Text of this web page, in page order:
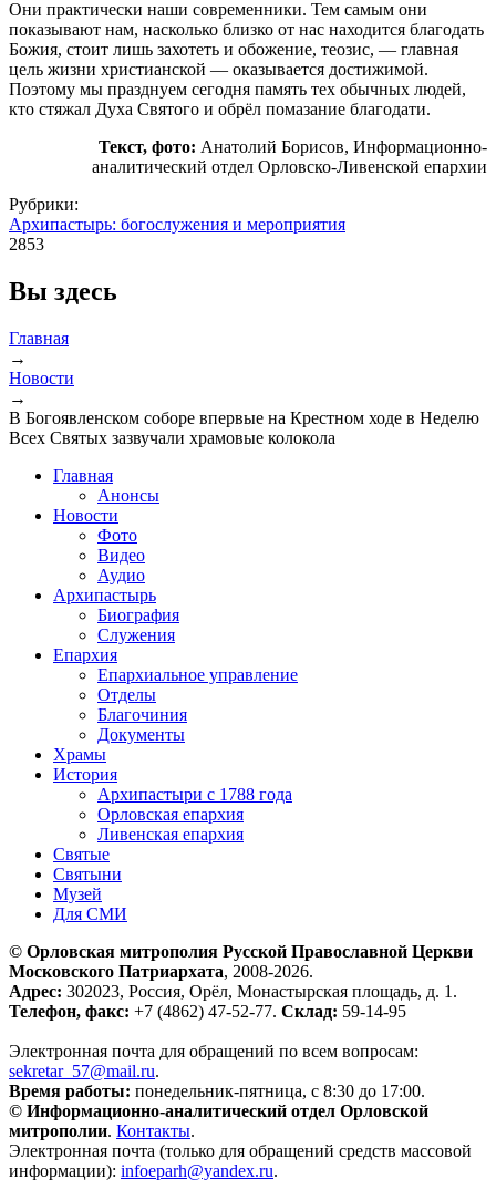
Они практически наши современники. Тем самым они
показывают нам, насколько близко от нас находится благодать
Божия, стоит лишь захотеть и обожение, теозис, — главная
цель жизни христианской — оказывается достижимой.
Поэтому мы празднуем сегодня память тех обычных людей,
кто стяжал Духа Святого и обрёл помазание благодати.
Текст, фото: Анатолий Борисов, Информационно-
аналитический отдел Орловско-Ливенской епархии
Рубрики:
Архипастырь: богослужения и мероприятия
2853
Вы здесь
Главная
→
Новости
→
В Богоявленском соборе впервые на Крестном ходе в Неделю
Всех Святых зазвучали храмовые колокола
Главная
Анонсы
Новости
Фото
Видео
Аудио
Архипастырь
Биография
Служения
Епархия
Епархиальное управление
Отделы
Благочиния
Документы
Храмы
История
Архипастыри с 1788 года
Орловская епархия
Ливенская епархия
Святые
Святыни
Музей
Для СМИ
© Орловская митрополия Русской Православной Церкви
Московского Патриархата, 2008-2026.
Адрес: 302023, Россия, Орёл, Монастырская площадь, д. 1.
Телефон, факс: +7 (4862) 47-52-77. Склад: 59-14-95
Электронная почта для обращений по всем вопросам:
sekretar_57@mail.ru.
Время работы: понедельник-пятница, с 8:30 до 17:00.
© Информационно-аналитический отдел Орловской
митрополии. Контакты.
Электронная почта (только для обращений средств массовой
информации): infoeparh@yandex.ru.